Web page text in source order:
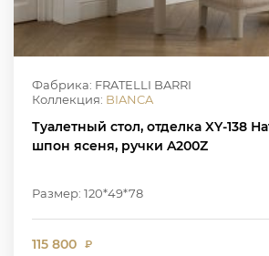
Фабрика: FRATELLI BARRI
Коллекция: BIANCA
Туалетный стол, отделка XY-138
шпон ясеня, ручки A200Z
Размер: 120*49*78
115 800 ₽